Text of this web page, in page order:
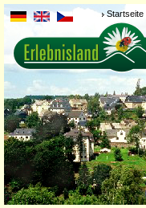
Startseite